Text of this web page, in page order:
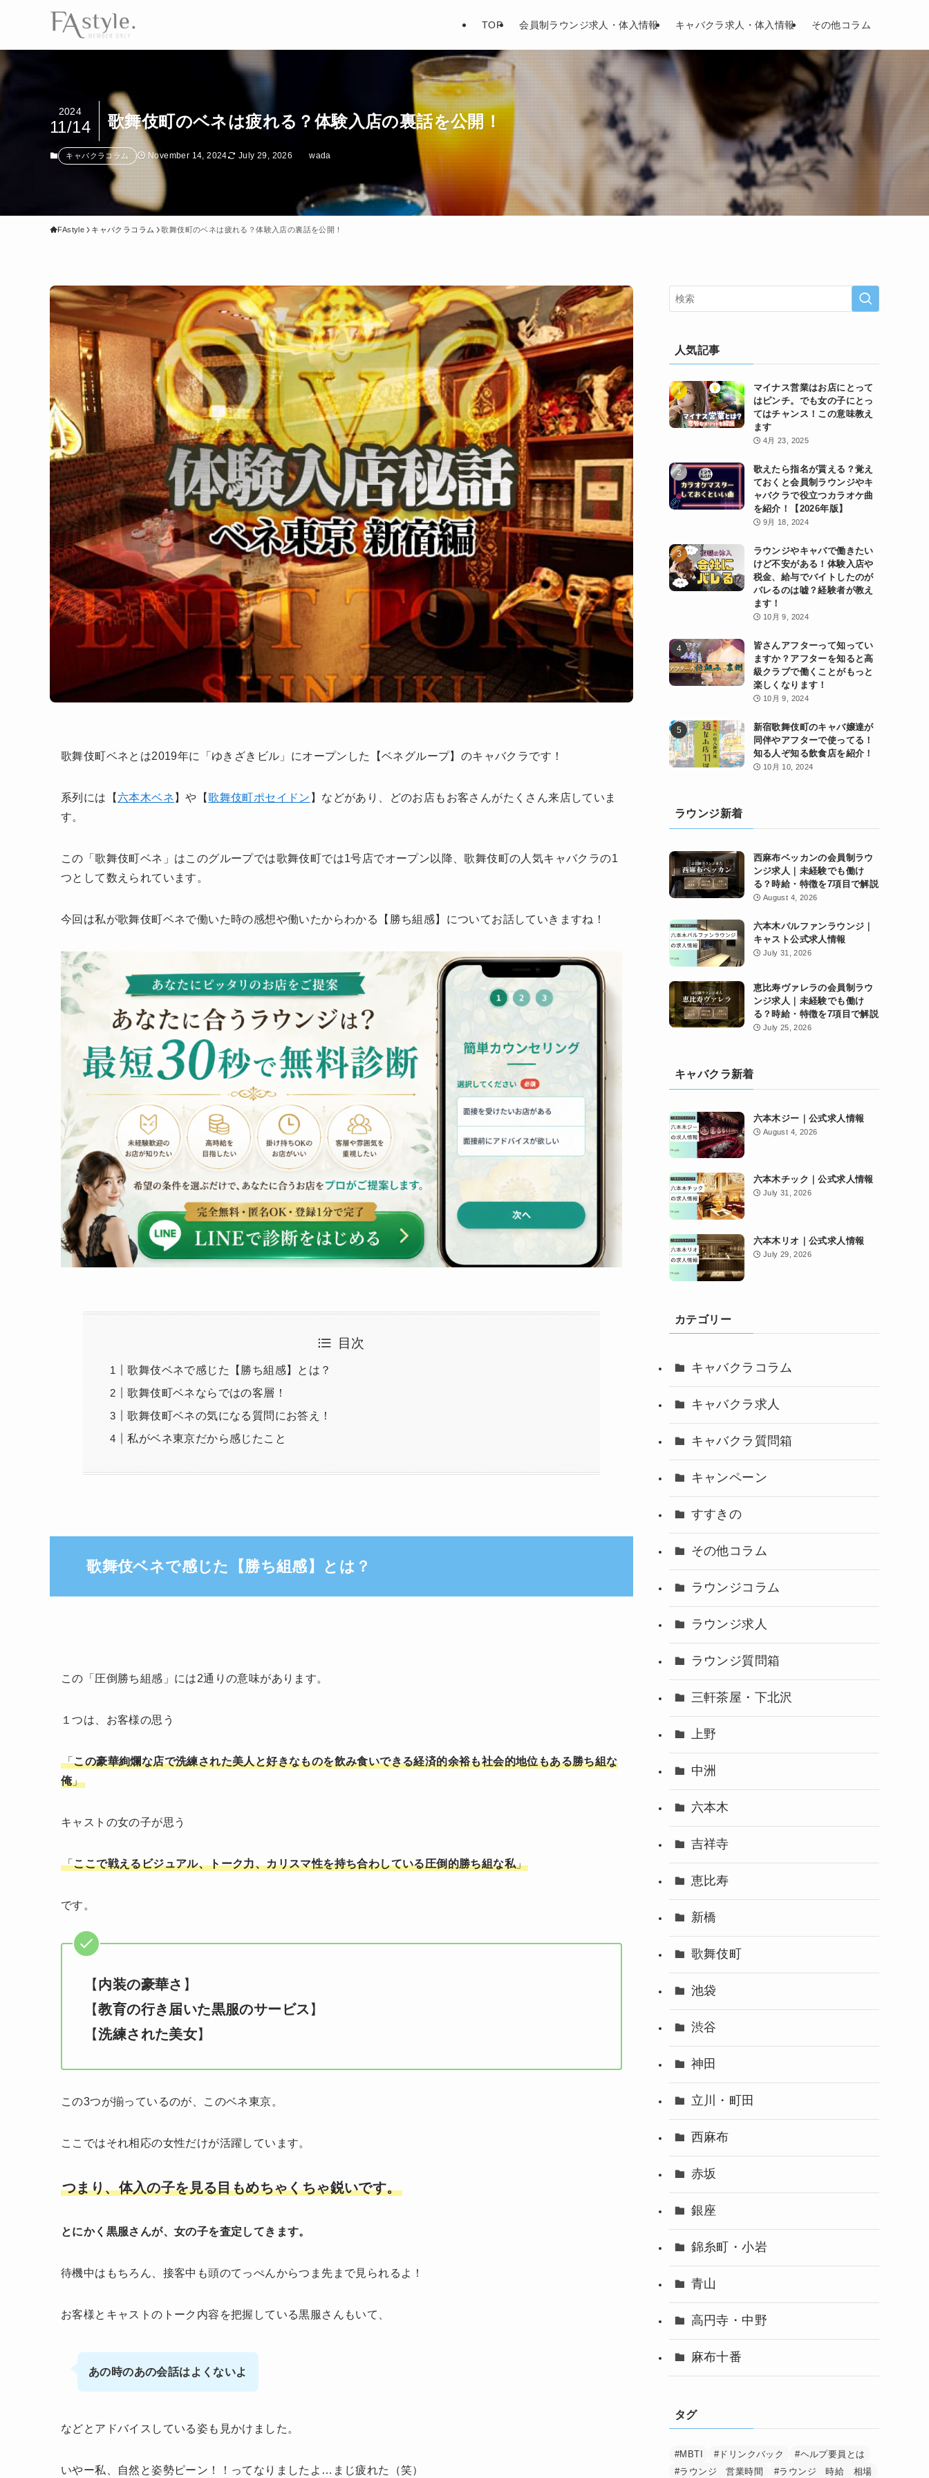
TOP 会員制ラウンジ求人・体入情報 キャバクラ求人・体入情報 その他コラム
歌舞伎町のベネは疲れる？体験入店の裏話を公開！
2024
11/14
キャバクラコラム November 14, 2024 July 29, 2026 wada
FAstyle キャバクラコラム 歌舞伎町のベネは疲れる？体験入店の裏話を公開！
歌舞伎町ベネとは2019年に「ゆきざきビル」にオープンした【ベネグループ】のキャバクラです！
系列には【 六本木ベネ 】や【歌舞伎町ポセイドン 】などがあり、どのお店もお客さんがたくさん来店していま
す。
この「歌舞伎町ベネ」はこのグループでは歌舞伎町では1号店でオープン以降、歌舞伎町の人気キャバクラの1
つとして数えられています。
今回は私が歌舞伎町ベネで働いた時の感想や働いたからわかる【勝ち組感】についてお話していきますね！
目次
歌舞伎ベネで感じた【勝ち組感】とは？
歌舞伎町ベネならではの客層！
歌舞伎町ベネの気になる質問にお答え！
私がベネ東京だから感じたこと
歌舞伎ベネで感じた【勝ち組感】とは？
この「圧倒勝ち組感」には2通りの意味があります。
１つは、お客様の思う
「この豪華絢爛な店で洗練された美人と好きなものを飲み食いできる経済的余裕も社会的地位もある勝ち組な
俺」
キャストの女の子が思う
「ここで戦えるビジュアル、トーク力、カリスマ性を持ち合わしている圧倒的勝ち組な私」
です。
【内装の豪華さ 】
【教育の行き届いた黒服のサービス 】
【洗練された美女】
この3つが揃っているのが、このベネ東京。
ここではそれ相応の女性だけが活躍しています。
つまり、体入の子を見る目もめちゃくちゃ鋭いです。
とにかく黒服さんが、女の子を査定してきます。
待機中はもちろん、接客中も頭のてっぺんからつま先まで見られるよ！
お客様とキャストのトーク内容を把握している黒服さんもいて、
あの時のあの会話はよくないよ
などとアドバイスしている姿も見かけました。
いやー私、自然と姿勢ピーン！！ってなりましたよ…まじ疲れた（笑）
人気記事
マイナス営業はお店にとって
はピンチ。でも女の子にとっ
てはチャンス！この意味教え
ます
4月 23, 2025
歌えたら指名が貰える？覚え
ておくと会員制ラウンジやキ
ャバクラで役立つカラオケ曲
を紹介！【2026年版】
9月 18, 2024
ラウンジやキャバで働きたい
けど不安がある！体験入店や
税金、給与でバイトしたのが
バレるのは嘘？経験者が教え
ます！
10月 9, 2024
皆さんアフターって知ってい
ますか？アフターを知ると高
級クラブで働くことがもっと
楽しくなります！
10月 9, 2024
新宿歌舞伎町のキャバ嬢達が
同伴やアフターで使ってる！
知る人ぞ知る飲食店を紹介！
10月 10, 2024
ラウンジ新着
西麻布ベッカンの会員制ラウ
ンジ求人｜未経験でも働け
る？時給・特徴を7項目で解説
August 4, 2026
六本木パルファンラウンジ｜
キャスト公式求人情報
July 31, 2026
恵比寿ヴァレラの会員制ラウ
ンジ求人｜未経験でも働け
る？時給・特徴を7項目で解説
July 25, 2026
キャバクラ新着
六本木ジー｜公式求人情報
August 4, 2026
六本木チック｜公式求人情報
July 31, 2026
六本木リオ｜公式求人情報
July 29, 2026
カテゴリー
キャバクラコラム
キャバクラ求人
キャバクラ質問箱
キャンペーン
すすきの
その他コラム
ラウンジコラム
ラウンジ求人
ラウンジ質問箱
三軒茶屋・下北沢
上野
中洲
六本木
吉祥寺
恵比寿
新橋
歌舞伎町
池袋
渋谷
神田
立川・町田
西麻布
赤坂
銀座
錦糸町・小岩
青山
高円寺・中野
麻布十番
タグ
#MBTI #ドリンクバック
#ヘルプ要員とは
#ラウンジ 営業時間
#ラウンジ 時給 相場